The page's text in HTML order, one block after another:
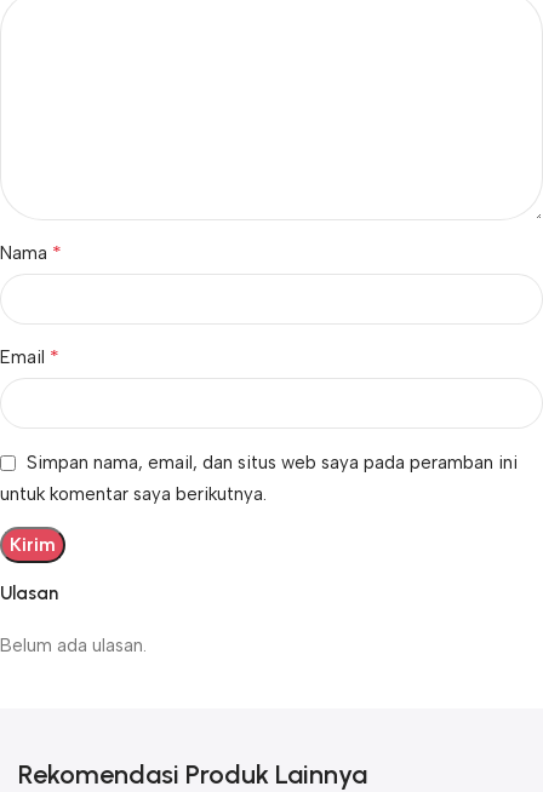
Ulasan
Belum ada ulasan.
Nama *
Email *
Simpan nama, email, dan situs web saya pada peramban ini
untuk komentar saya berikutnya.
Rekomendasi Produk Lainnya